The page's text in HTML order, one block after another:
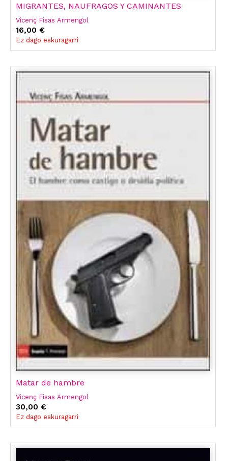
MIGRANTES, NAUFRAGOS Y CAMINANTES
Vicenç Fisas Armengol
16,00 €
Ez dago eskuragarri
Matar de hambre
Vicenç Fisas Armengol
30,00 €
Ez dago eskuragarri